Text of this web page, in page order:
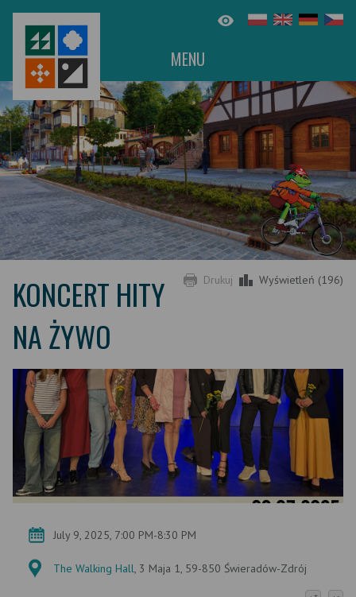
MENU
Drukuj Wyświetleń (196)
KONCERT HITY
NA ŻYWO
July 9, 2025, 7:00 PM-8:30 PM
The Walking Hall, 3 Maja 1, 59-850 Świeradów-Zdrój